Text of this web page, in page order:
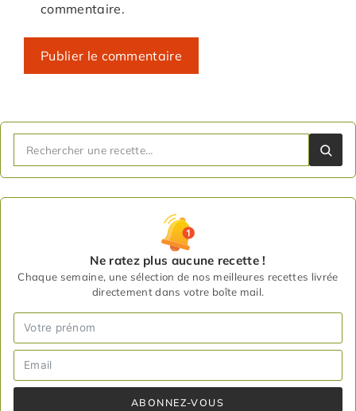
commentaire.
Ne ratez plus aucune recette !
Chaque semaine, une sélection de nos meilleures recettes livrée
directement dans votre boîte mail.
ABONNEZ-VOUS